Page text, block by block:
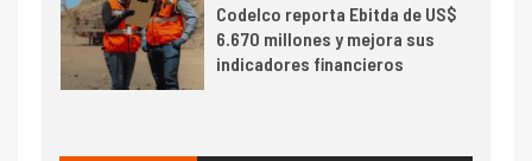
Codelco reporta Ebitda de US$
6.670 millones y mejora sus
indicadores financieros